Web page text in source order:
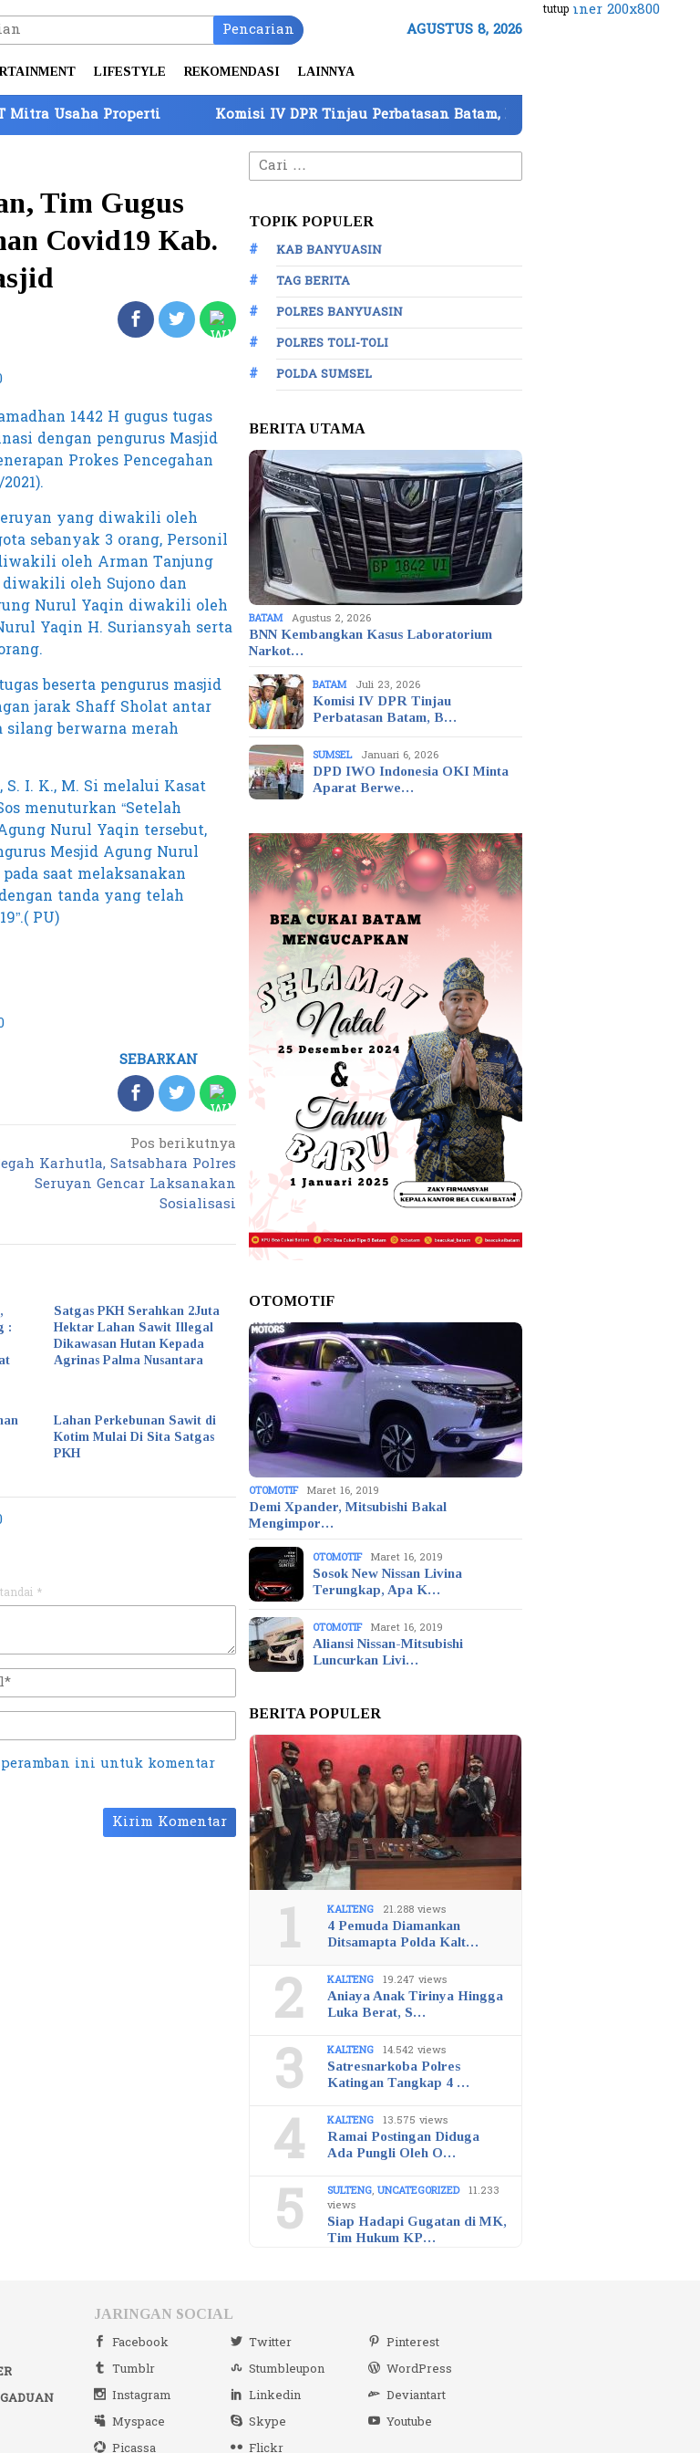
tutup
Pencarian AGUSTUS 8, 2026
LIFESTYLE REKOMENDASI LAINNYA
Properti
Komisi IV DPR Tinjau Perbatasan Batam, Barantin Paparkan 7 Strategi Perkuat
Tim Gugus
Covid19 Kab.
1442 H gugus tugas
dengan pengurus Masjid
Prokes Pencegahan
yang diwakili oleh
sebanyak 3 orang, Personil
oleh Arman Tanjung
diwakili oleh Sujono dan
Nurul Yaqin diwakili oleh
Yaqin H. Suriansyah serta
beserta pengurus masjid
jarak Shaff Sholat antar
silang berwarna merah
I. K., M. Si melalui Kasat
menuturkan “Setelah
Nurul Yaqin tersebut,
Mesjid Agung Nurul
saat melaksanakan
tanda yang telah
PU)
SEBARKAN
Pos berikutnya
Karhutla, Satsabhara Polres
Seruyan Gencar Laksanakan
Sosialisasi
:
Satgas PKH Serahkan 2Juta
Hektar Lahan Sawit Illegal
Dikawasan Hutan Kepada
Agrinas Palma Nusantara
Lahan Perkebunan Sawit di
Kotim Mulai Di Sita Satgas
PKH
*
ini untuk komentar
Cari
untuk:
TOPIK POPULER
KAB BANYUASIN
TAG BERITA
POLRES BANYUASIN
POLRES TOLI-TOLI
POLDA SUMSEL
BERITA UTAMA
BATAM Agustus 2, 2026
BNN Kembangkan Kasus Laboratorium
Narkot…
BATAM Juli 23, 2026
Komisi IV DPR Tinjau
Perbatasan Batam, B…
SUMSEL Januari 6, 2026
DPD IWO Indonesia OKI Minta
Aparat Berwe…
OTOMOTIF
OTOMOTIF Maret 16, 2019
Demi Xpander, Mitsubishi Bakal
Mengimpor…
OTOMOTIF Maret 16, 2019
Sosok New Nissan Livina
Terungkap, Apa K…
OTOMOTIF Maret 16, 2019
Aliansi Nissan-Mitsubishi
Luncurkan Livi…
BERITA POPULER
1 KALTENG 21.288 views
4 Pemuda Diamankan
Ditsamapta Polda Kalt…
2 KALTENG 19.247 views
Aniaya Anak Tirinya Hingga
Luka Berat, S…
3 KALTENG 14.542 views
Satresnarkoba Polres
Katingan Tangkap 4 …
4 KALTENG 13.575 views
Ramai Postingan Diduga
Ada Pungli Oleh O…
5 SULTENG,UNCATEGORIZED 11.233
views
Siap Hadapi Gugatan di MK,
Tim Hukum KP…
JARINGAN SOCIAL
Facebook Twitter
Pinterest
Tumblr
Stumbleupon
WordPress
Instagram
Linkedin
Deviantart
Myspace
Skype
Youtube
Picassa
Flickr